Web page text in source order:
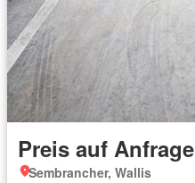
Preis auf Anfrage
Sembrancher, Wallis